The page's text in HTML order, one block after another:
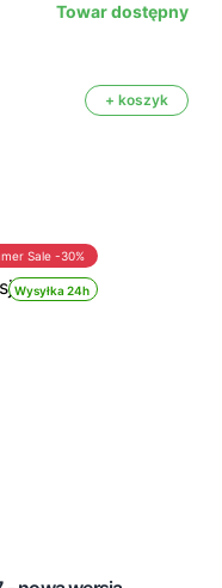
Towar dostępny
+ koszyk
Wysyłka 24h
Sale -30%